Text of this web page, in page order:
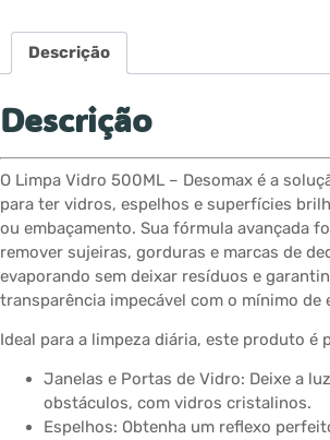
Descrição
Descrição
O Limpa Vidro 500ML – Desomax é a
para ter vidros, espelhos e superfícies
ou embaçamento. Sua fórmula avançada
remover sujeiras, gorduras e marcas de
evaporando sem deixar resíduos e
transparência impecável com o mínimo de
Ideal para a limpeza diária, este produto é
Janelas e Portas de Vidro: Deixe a
obstáculos, com vidros cristalinos.
Espelhos: Obtenha um reflexo